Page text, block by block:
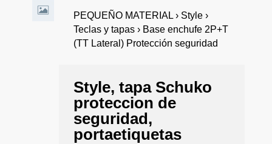
PEQUEÑO MATERIAL › Style ›
Teclas y tapas › Base enchufe 2P+T
(TT Lateral) Protección seguridad
Style, tapa Schuko
proteccion de
seguridad,
portaetiquetas